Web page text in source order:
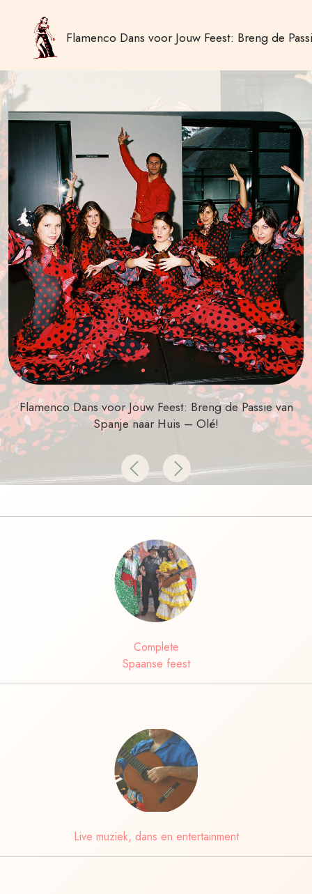
Flamenco Dans voor Jouw Feest: Breng de
Flamenco Dans voor Jouw Feest: Breng de Passie van
Spanje naar Huis – Olé!
PreviousNext
Complete
Spaanse feest
Live muziek, dans en entertainment